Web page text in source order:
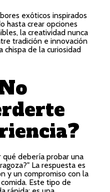
exóticos inspirados
hasta crear opciones
la creatividad nunca
tradición e innovación
chispa de la curiosidad
qué debería probar una
La respuesta es
y un compromiso con la
Este tipo de